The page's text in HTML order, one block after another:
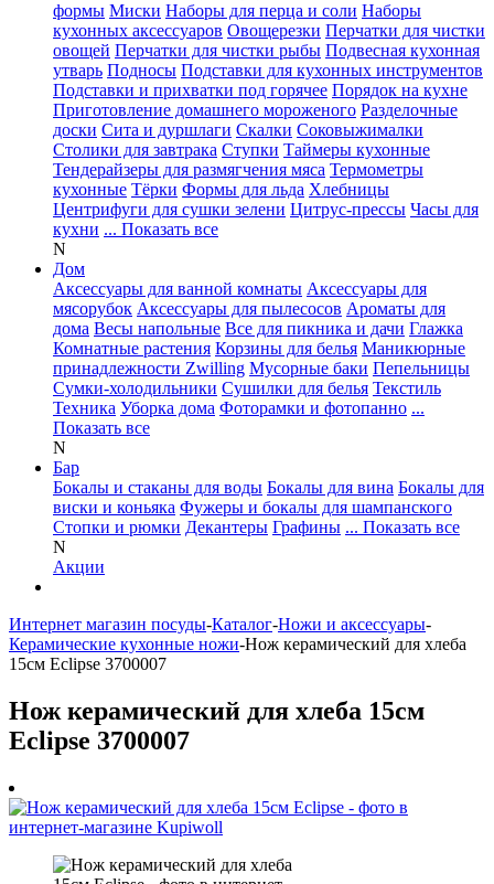
формы Миски Наборы для перца и соли Наборы
кухонных аксессуаров Овощерезки Перчатки для чистки
овощей Перчатки для чистки рыбы Подвесная кухонная
утварь Подносы Подставки для кухонных инструментов
Подставки и прихватки под горячее Порядок на кухне
Приготовление домашнего мороженого Разделочные
доски Сита и дуршлаги Скалки Соковыжималки
Столики для завтрака Ступки Таймеры кухонные
Тендерайзеры для размягчения мяса Термометры
кухонные Тёрки Формы для льда Хлебницы
Центрифуги для сушки зелени Цитрус-прессы Часы для
кухни ... Показать все
N
Дом
Аксессуары для ванной комнаты Аксессуары для
мясорубок Аксессуары для пылесосов Ароматы для
дома Весы напольные Все для пикника и дачи Глажка
Комнатные растения Корзины для белья Маникюрные
принадлежности Zwilling Мусорные баки Пепельницы
Сумки-холодильники Сушилки для белья Текстиль
Техника Уборка дома Фоторамки и фотопанно ...
Показать все
N
Бар
Бокалы и стаканы для воды Бокалы для вина Бокалы для
виски и коньяка Фужеры и бокалы для шампанского
Стопки и рюмки Декантеры Графины ... Показать все
N
Акции
Интернет магазин посуды-Каталог-Ножи и аксессуары-
Керамические кухонные ножи-Нож керамический для хлеба
15см Eclipse 3700007
Нож керамический для хлеба 15см
Eclipse 3700007